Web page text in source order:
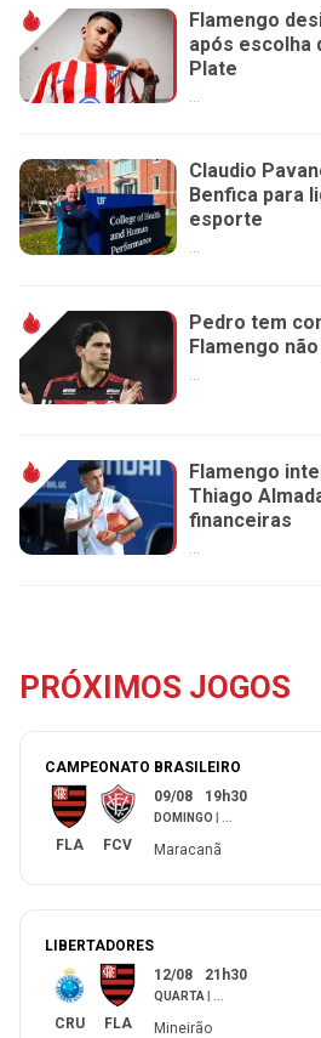
Flamengo
após escolha
Plate
...
Claudio
Benfica para
esporte
Pedro tem
Flamengo
...
Flamengo
Thiago
financeiras
...
PRÓXIMOS JOGOS
CAMPEONATO BRASILEIRO
FLA FCV
09/08 19h30
DOMINGO
Maracanã
LIBERTADORES
CRU FLA
12/08 21h30
QUARTA
Mineirão